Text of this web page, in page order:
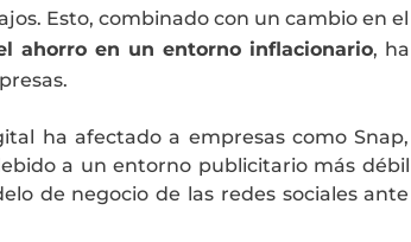
Esto, combinado con un cambio en el
ahorro en un entorno inflacionario, ha
.
ha afectado a empresas como Snap,
a un entorno publicitario más débil
de negocio de las redes sociales ante